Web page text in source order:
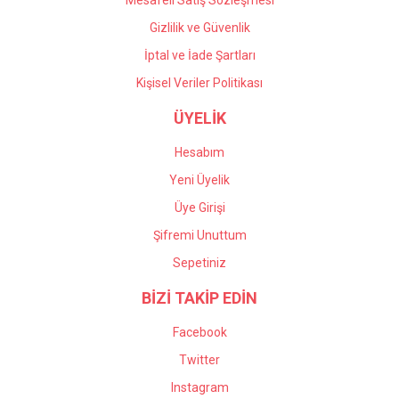
Gizlilik ve Güvenlik
İptal ve İade Şartları
Kişisel Veriler Politikası
ÜYELİK
Hesabım
Yeni Üyelik
Üye Girişi
Şifremi Unuttum
Sepetiniz
BİZİ TAKİP EDİN
Facebook
Twitter
Instagram